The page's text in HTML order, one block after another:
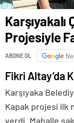
Projesiyle
ABONE OL
Fikri Altay’da
Karşıyaka
Kapak projesi ilk
verdi. Mahalle